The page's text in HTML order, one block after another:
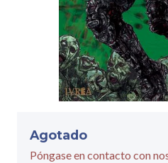
Agotado
Póngase en contacto con